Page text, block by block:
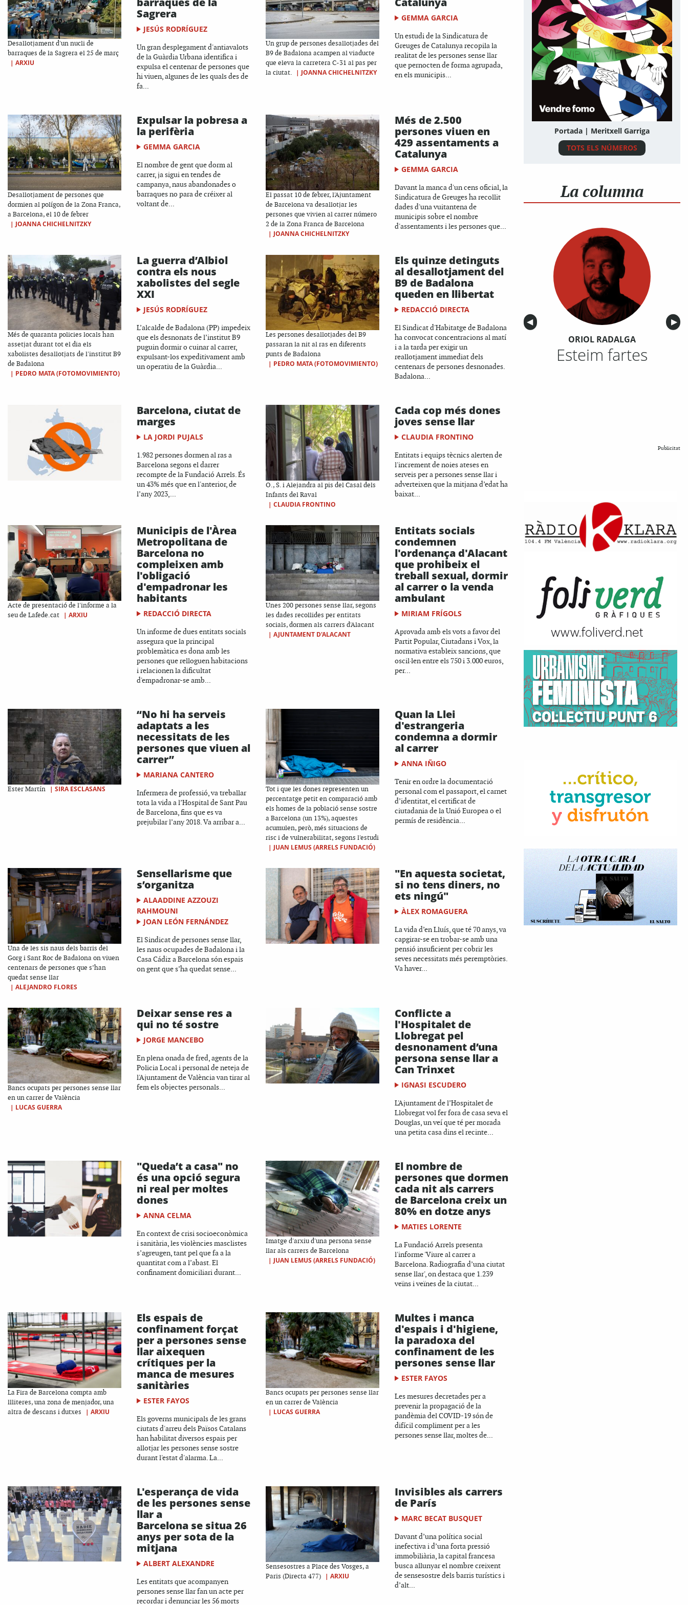
Desallotjament d'un nucli de
barraques de la Sagrera el 25 de març
| ARXIU
Sagrera
JESÚS RODRÍGUEZ
Un gran desplegament d'antiavalots
de la Guàrdia Urbana identifica i
expulsa el centenar de persones que
hi viuen, algunes de les quals des de
fa...
Un grup de persones desallotjades del
B9 de Badalona acampen al viaducte
que eleva la carretera C-31 al pas per
la ciutat.
| JOANNA CHICHELNITZKY
GEMMA GARCIA
Un estudi de la Sindicatura de
Greuges de Catalunya recopila la
realitat de les persones sense llar
que pernocten de forma agrupada,
en els municipis...
Desallotjament de persones que
dormien al polígon de la Zona Franca,
a Barcelona, el 10 de febrer
| JOANNA CHICHELNITZKY
Expulsar la pobresa a
la perifèria
GEMMA GARCIA
El nombre de gent que dorm al
carrer, ja sigui en tendes de
campanya, naus abandonades o
barraques no para de créixer al
voltant de...
El passat 10 de febrer, l'Ajuntament
de Barcelona va desallotjar les
persones que vivien al carrer número
2 de la Zona Franca de Barcelona
| JOANNA CHICHELNITZKY
Més de 2.500
persones viuen en
429 assentaments a
Catalunya
GEMMA GARCIA
Davant la manca d'un cens oficial, la
Sindicatura de Greuges ha recollit
dades d'una vuitantena de
municipis sobre el nombre
d'assentaments i les persones que...
Més de quaranta policies locals han
assetjat durant tot el dia els
xabolistes desallotjats de l'institut B9
de Badalona
| PEDRO MATA (FOTOMOVIMIENTO)
La guerra d’Albiol
contra els nous
xabolistes del segle
XXI
JESÚS RODRÍGUEZ
L’alcalde de Badalona (PP) impedeix
que els desnonats de l’institut B9
puguin dormir o cuinar al carrer,
expulsant-los expeditivament amb
un operatiu de la Guàrdia...
Les persones desallotjades del B9
passaran la nit al ras en diferents
punts de Badalona
| PEDRO MATA (FOTOMOVIMIENTO)
Els quinze detinguts
al desallotjament del
B9 de Badalona
queden en llibertat
REDACCIÓ DIRECTA
El Sindicat d'Habitatge de Badalona
ha convocat concentracions al matí
i a la tarda per exigir un
reallotjament immediat dels
centenars de persones desnonades.
Badalona...
Barcelona, ciutat de
marges
LA JORDI PUJALS
1.982 persones dormen al ras a
Barcelona segons el darrer
recompte de la Fundació Arrels. És
un 43% més que en l'anterior, de
l’any 2023,...
O., S. i Alejandra al pis del Casal dels
Infants del Raval
| CLAUDIA FRONTINO
Cada cop més dones
joves sense llar
CLAUDIA FRONTINO
Entitats i equips tècnics alerten de
l'increment de noies ateses en
serveis per a persones sense llar i
adverteixen que la mitjana d’edat ha
baixat...
Acte de presentació de l'informe a la
seu de Lafede.cat
| ARXIU
Municipis de l'Àrea
Metropolitana de
Barcelona no
compleixen amb
l'obligació
d'empadronar les
habitants
REDACCIÓ DIRECTA
Un informe de dues entitats socials
assegura que la principal
problemàtica es dona amb les
persones que relloguen habitacions
i relacionen la dificultat
d'empadronar-se amb...
Unes 200 persones sense llar, segons
les dades recollides per entitats
socials, dormen als carrers d'Alacant
| AJUNTAMENT D'ALACANT
Entitats socials
condemnen
l'ordenança d'Alacant
que prohibeix el
treball sexual, dormir
al carrer o la venda
ambulant
MIRIAM FRÍGOLS
Aprovada amb els vots a favor del
Partit Popular, Ciutadans i Vox, la
normativa estableix sancions, que
oscil·len entre els 750 i 3.000 euros,
per...
Ester Martín | SIRA ESCLASANS
“No hi ha serveis
adaptats a les
necessitats de les
persones que viuen al
carrer”
MARIANA CANTERO
Infermera de professió, va treballar
tota la vida a l’Hospital de Sant Pau
de Barcelona, fins que es va
prejubilar l’any 2018. Va arribar a...
Tot i que les dones representen un
percentatge petit en comparació amb
els homes de la població sense sostre
a Barcelona (un 13%), aquestes
acumulen, però, més situacions de
risc i de vulnerabilitat, segons l'estudi
| JUAN LEMUS (ARRELS FUNDACIÓ)
Quan la Llei
d'estrangeria
condemna a dormir
al carrer
ANNA IÑIGO
Tenir en ordre la documentació
personal com el passaport, el carnet
d’identitat, el certificat de
ciutadania de la Unió Europea o el
permís de residència...
Una de les sis naus dels barris del
Gorg i Sant Roc de Badalona on viuen
centenars de persones que s’han
quedat sense llar
| ALEJANDRO FLORES
Sensellarisme que
s’organitza
ALAADDINE AZZOUZI
RAHMOUNI
JOAN LEÓN FERNÁNDEZ
El Sindicat de persones sense llar,
les naus ocupades de Badalona i la
Casa Cádiz a Barcelona són espais
on gent que s’ha quedat sense...
"En aquesta societat,
si no tens diners, no
ets ningú"
ÀLEX ROMAGUERA
La vida d’en Lluís, que té 70 anys, va
capgirar-se en trobar-se amb una
pensió insuficient per cobrir les
seves necessitats més peremptòries.
Va haver...
Bancs ocupats per persones sense llar
en un carrer de València
| LUCAS GUERRA
Deixar sense res a
qui no té sostre
JORGE MANCEBO
En plena onada de fred, agents de la
Policia Local i personal de neteja de
l'Ajuntament de València van tirar al
fem els objectes personals...
Conflicte a
l'Hospitalet de
Llobregat pel
desnonament d’una
persona sense llar a
Can Trinxet
IGNASI ESCUDERO
L'Ajuntament de l’Hospitalet de
Llobregat vol fer fora de casa seva el
Douglas, un veí que té per morada
una petita casa dins el recinte...
"Queda’t a casa" no
és una opció segura
ni real per moltes
dones
ANNA CELMA
En context de crisi socioeconòmica
i sanitària, les violències masclistes
s’agreugen, tant pel que fa a la
quantitat com a l’abast. El
confinament domiciliari durant...
Imatge d'arxiu d'una persona sense
llar als carrers de Barcelona
| JUAN LEMUS (ARRELS FUNDACIÓ)
El nombre de
persones que dormen
cada nit als carrers
de Barcelona creix un
80% en dotze anys
MATIES LORENTE
La Fundació Arrels presenta
l'informe 'Viure al carrer a
Barcelona. Radiografia d’una ciutat
sense llar', on destaca que 1.239
veïns i veïnes de la ciutat...
La Fira de Barcelona compta amb
llliteres, una zona de menjador, una
altra de descans i dutxes
| ARXIU
Els espais de
confinament forçat
per a persones sense
llar aixequen
crítiques per la
manca de mesures
sanitàries
ESTER FAYOS
Els governs municipals de les grans
ciutats d'arreu dels Països Catalans
han habilitat diversos espais per
allotjar les persones sense sostre
durant l'estat d'alarma. La...
Bancs ocupats per persones sense llar
en un carrer de València
| LUCAS GUERRA
Multes i manca
d'espais i d'higiene,
la paradoxa del
confinament de les
persones sense llar
ESTER FAYOS
Les mesures decretades per a
prevenir la propagació de la
pandèmia del COVID-19 són de
difícil compliment per a les
persones sense llar, moltes de...
L'esperança de vida
de les persones sense
llar a
Barcelona se situa 26
anys per sota de la
mitjana
ALBERT ALEXANDRE
Les entitats que acompanyen
persones sense llar fan un acte per
recordar i denunciar les 56 morts
Sensesostres a Place des Vosges, a
Paris (Directa 477)
| ARXIU
Invisibles als carrers
de París
MARC BECAT BUSQUET
Davant d’una política social
inefectiva i d’una forta pressió
immobiliària, la capital francesa
busca allunyar el nombre creixent
de sensesostre dels barris turístics i
d’alt...
Portada | Meritxell Garriga
TOTS ELS NÚMEROS
La columna
Anterior
◀︎ ▶︎
ORIOL RADALGA
Esteim fartes
Publicitat